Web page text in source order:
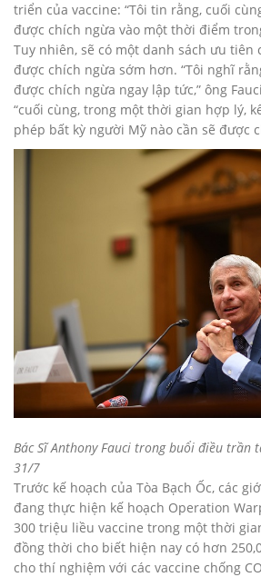
triển của vaccine: “Tôi tin rằng, cuối
được chích ngừa vào một thời điểm
Tuy nhiên, sẽ có một danh sách ưu tiên
được chích ngừa sớm hơn. “Tôi nghĩ
được chích ngừa ngay lập tức,” ông
“cuối cùng, trong một thời gian hợp lý,
phép bất kỳ người Mỹ nào cần sẽ được
Bác Sĩ Anthony Fauci trong buổi điều trần
31/7
Trước kế hoạch của Tòa Bạch Ốc, các
đang thực hiện kế hoạch Operation
300 triệu liều vaccine trong một thời
đồng thời cho biết hiện nay có hơn
cho thí nghiệm với các vaccine chống